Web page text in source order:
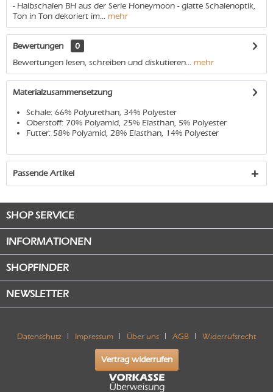
- Halbschalen BH aus der Serie Honeymoon - glatte Schalenoptik,
Ton in Ton dekoriert im... mehr
Bewertungen
0
Bewertungen lesen, schreiben und diskutieren... mehr
Materialzusammensetzung
Schale: 66% Polyurethan, 34% Polyester
Oberstoff: 70% Polyamid, 25% Elasthan, 5% Polyester
Futter: 58% Polyamid, 28% Elasthan, 14% Polyester
Passende Artikel
SHOP SERVICE
INFORMATIONEN
SHOPFINDER
NEWSLETTER
Datenschutz Impressum Über uns AGB Widerrufsrecht
Vertrag widerrufen